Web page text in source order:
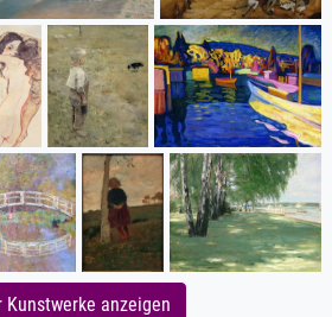
Kunstwerke anzeigen